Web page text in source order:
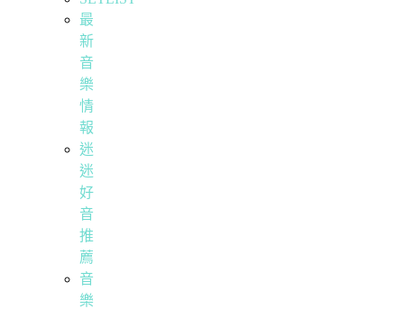
最
新
音
樂
情
報
迷
迷
好
音
推
薦
音
樂